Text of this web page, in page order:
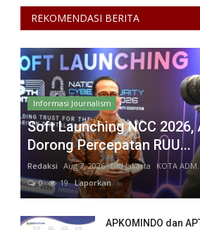
REKOMENDASI BERITA
Informasi Journalism
Soft Launching NCC 2026,
Dorong Percepatan RUU...
Redaksi Aug 7, 2026 DKI Jakarta
KOTA
0
19Laporkan
APKOMINDO dan